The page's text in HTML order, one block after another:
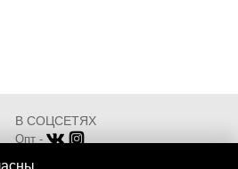
В СОЦСЕТЯХ
Опт -